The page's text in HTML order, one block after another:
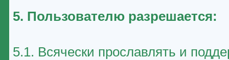
5. Пользователю разрешается:
5.1. Всячески прославлять и